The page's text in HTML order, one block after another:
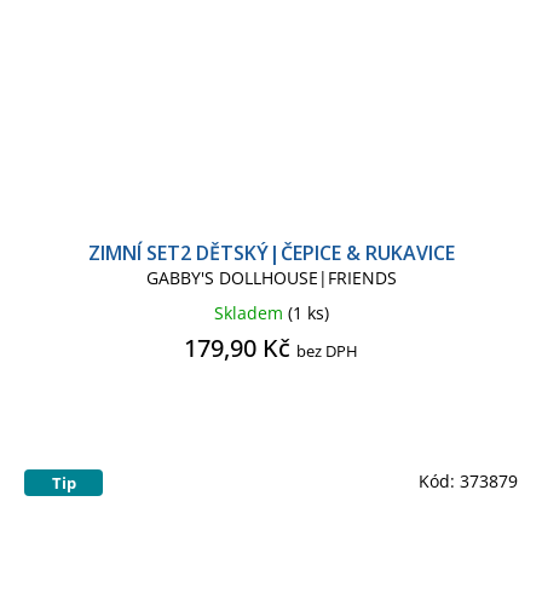
ZIMNÍ SET2 DĚTSKÝ|ČEPICE & RUKAVICE
GABBY'S DOLLHOUSE|FRIENDS
Skladem (1 ks)
179,90 Kč bez DPH
Tip Kód: 373879